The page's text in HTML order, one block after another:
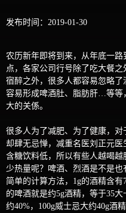
发布时间：2019-01-30
农历新年即将到来，从年底一
点，各家公司行号除了吃大餐之
宿醉之外，很多人都容易忽略
容易形成啤酒肚、脂肪肝…等等
大的关係。
很多人为了减肥、为了健康，
却肆无忌惮，减重名医刘正元
含糖饮料低，所以有些人越喝
少热量呢？啤酒、烈酒是不是
简单的计算方法，1g的酒精含
的啤酒就是约5g酒精，等于35
约40%，100g威士忌大约40g酒